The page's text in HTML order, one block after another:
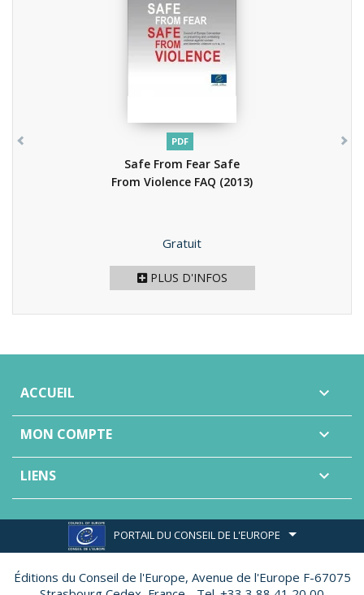
PDF
Safe From Fear Safe
From Violence FAQ (2013)
Prix
Gratuit
PLUS D'INFOS
ACCUEIL 
MON COMPTE 
LIENS 
PORTAIL DU CONSEIL DE L'EUROPE
Éditions du Conseil de l'Europe, Avenue de l'Europe F-67075